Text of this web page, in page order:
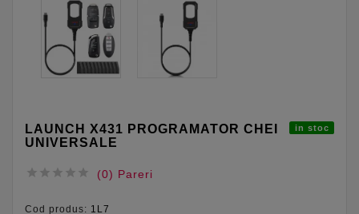
LAUNCH X431 PROGRAMATOR CHEI
UNIVERSALE
in stoc
     (0) Pareri
Cod produs: 1L7